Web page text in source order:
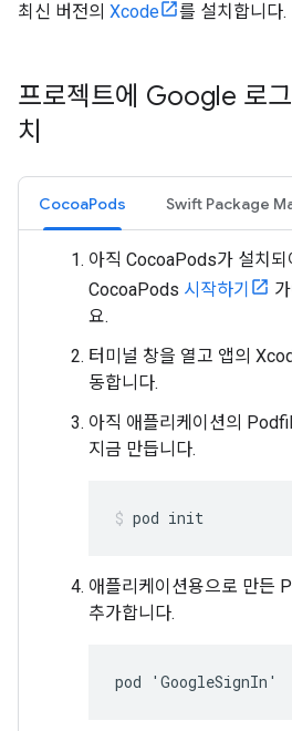
최신 버전의 Xcode 를 설치합니다.
프로젝트에 Google 로
치
CocoaPods Swift Package
아직 CocoaPods가 설치되
CocoaPods 시작하기
요.
터미널 창을 열고 앱의
동합니다.
아직 애플리케이션의
지금 만듭니다.
pod init
애플리케이션용으로 만든
추가합니다.
pod 'GoogleSignIn'